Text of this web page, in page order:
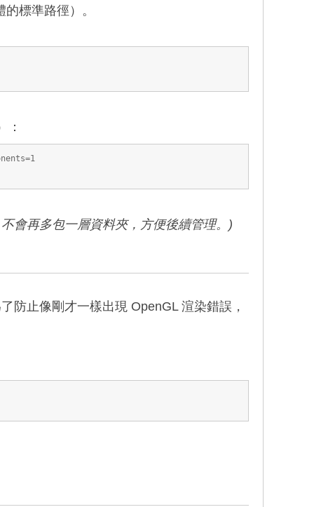
標準路徑）。
：
會再多包一層資料夾，方便後續管理。)
防止像剛才一樣出現 OpenGL 渲染錯誤，